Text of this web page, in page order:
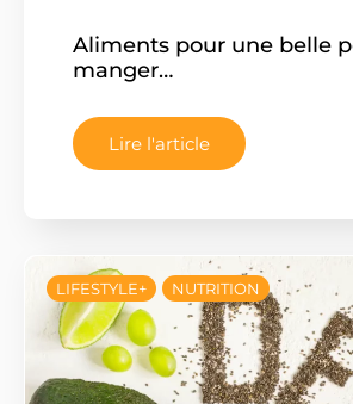
Aliments pour une belle
manger…
Lire l'article
LIFESTYLE+ NUTRITION